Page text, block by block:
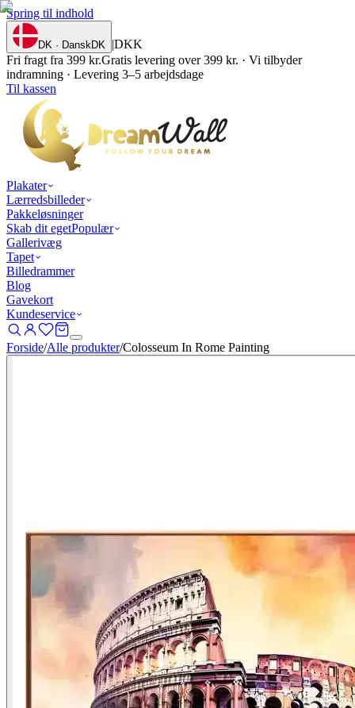
Spring til indhold
DK · DanskDK |DKK
Fri fragt fra 399 kr.Gratis levering over 399 kr. · Vi tilbyder
indramning · Levering 3–5 arbejdsdage
Til kassen
Plakater
Lærredsbilleder
Pakkeløsninger
Skab dit egetPopulær
Gallerivæg
Tapet
Billedrammer
Blog
Gavekort
Kundeservice
Forside/Alle produkter/Colosseum In Rome Painting